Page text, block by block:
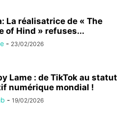
La réalisatrice de « The
of Hind » refuses...
- 23/02/2026
Lame : de TikTok au statut
numérique mondial !
- 19/02/2026